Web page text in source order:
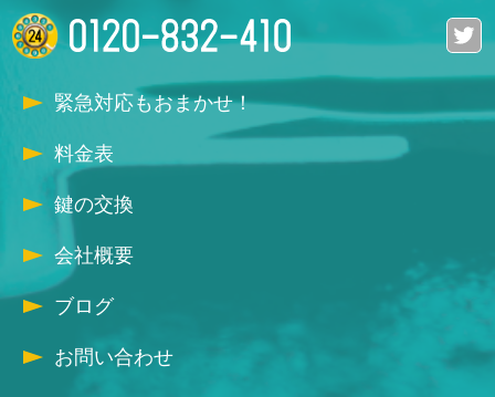
緊急対応もおまかせ！
料金表
鍵の交換
会社概要
ブログ
お問い合わせ